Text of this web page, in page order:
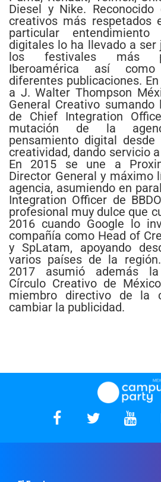
Diesel y Nike.
creativos más respetados
particular
digitales lo ha llevado a ser
los festivales más
Iberoamérica así
diferentes publicaciones.
a J. Walter Thompson
General Creativo sumando
de Chief Integration
mutación de la
pensamiento digital
creatividad, dando servicio
En 2015 se une a
Director General y máximo
agencia, asumiendo en
Integration Officer de
profesional muy dulce que
2016 cuando Google lo
compañía como Head of
y SpLatam, apoyando
varios países de la
2017 asumió además
Círculo Creativo de
miembro directivo de la
cambiar la publicidad.